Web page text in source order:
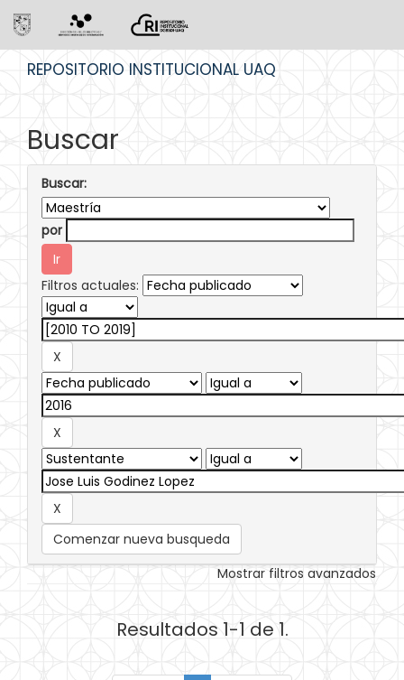
REPOSITORIO INSTITUCIONAL UAQ
Buscar
Buscar:
por
Filtros actuales:
Comenzar nueva busqueda
Mostrar filtros avanzados
Resultados 1-1 de 1.